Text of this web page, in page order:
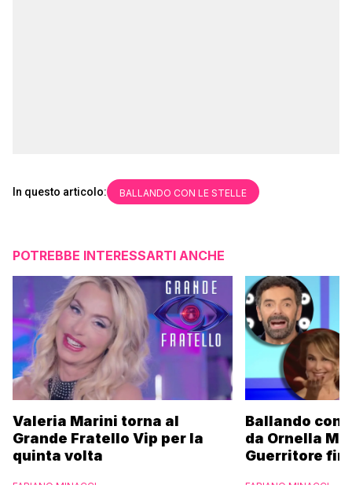
In questo articolo: BALLANDO CON LE STELLE
POTREBBE INTERESSARTI ANCHE
Valeria Marini torna al
Grande Fratello Vip per la
quinta volta
Ballando con
da Ornella
Guerritore